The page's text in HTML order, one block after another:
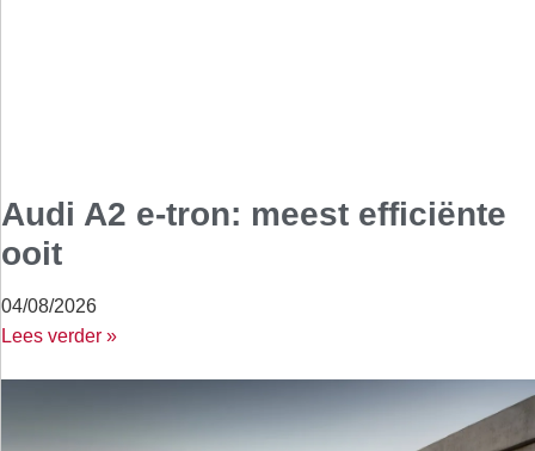
Audi A2 e-tron: meest efficiënte
ooit
04/08/2026
Lees verder »